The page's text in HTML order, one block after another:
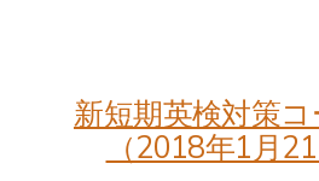
新短期英検対策
（2018年1月